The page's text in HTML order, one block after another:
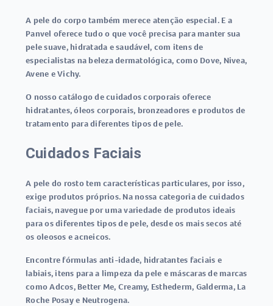
A pele do corpo também merece atenção especial. E a
Panvel oferece tudo o que você precisa para manter sua
pele suave, hidratada e saudável, com itens de
especialistas na beleza dermatológica, como Dove, Nivea,
Avene e Vichy.
O nosso catálogo de cuidados corporais oferece
hidratantes, óleos corporais, bronzeadores e produtos de
tratamento para diferentes tipos de pele.
Cuidados Faciais
A pele do rosto tem características particulares, por isso,
exige produtos próprios. Na nossa categoria de cuidados
faciais, navegue por uma variedade de produtos ideais
para os diferentes tipos de pele, desde os mais secos até
os oleosos e acneicos.
Encontre fórmulas anti-idade, hidratantes faciais e
labiais, itens para a limpeza da pele e máscaras de marcas
como Adcos, Better Me, Creamy, Esthederm, Galderma, La
Roche Posay e Neutrogena.